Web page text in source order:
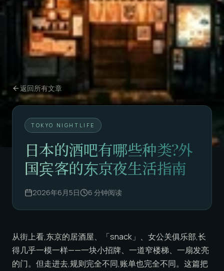
返回所有文章
TOKYO NIGHTLIFE
日本的酒吧有哪些种类?外
国宾客的东京夜生活指南
2026年6月5日 6 分钟阅读
从街上看,东京的居酒屋、「snack」、女公关俱乐部,长
得几乎一模一样——一块小招牌、一道窄楼梯、一扇发亮
的门。但走进去,规则完全不同,账单也完全不同。这篇把